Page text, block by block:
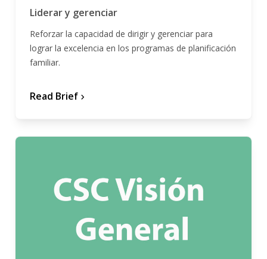
Liderar y gerenciar
Reforzar la capacidad de dirigir y gerenciar para
lograr la excelencia en los programas de planificación
familiar.
Read Brief chevron_forward